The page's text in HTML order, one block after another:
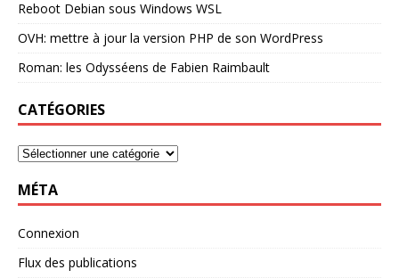
Reboot Debian sous Windows WSL
OVH: mettre à jour la version PHP de son WordPress
Roman: les Odysséens de Fabien Raimbault
CATÉGORIES
MÉTA
Connexion
Flux des publications